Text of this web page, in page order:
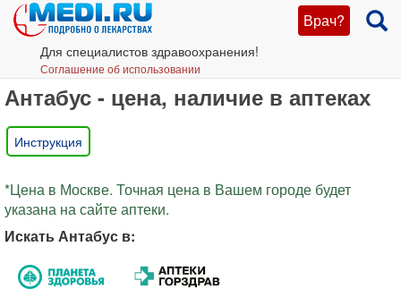
Врач?
Для специалистов здравоохранения!
Соглашение об использовании
Антабус - цена, наличие в аптеках
Инструкция
*Цена в Москве. Точная цена в Вашем городе будет
указана на сайте аптеки.
Искать Антабус в: